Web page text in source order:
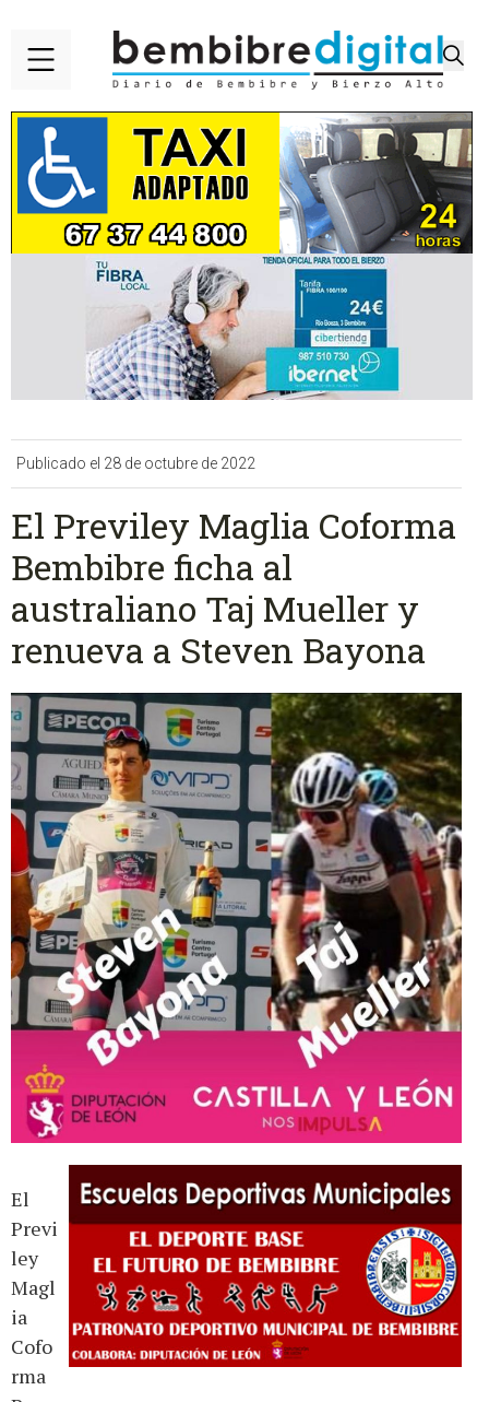
Publicado el 28 de octubre de 2022
El Previley Maglia Coforma
Bembibre ficha al
australiano Taj Mueller y
renueva a Steven Bayona
El
Previ
ley
Magl
ia
Cofo
rma